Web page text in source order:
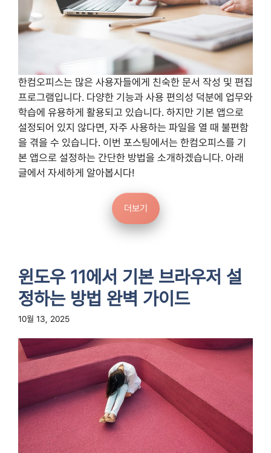
한컴오피스는 많은 사용자들에게 친숙한 문서 작성 및 편집
프로그램입니다. 다양한 기능과 사용 편의성 덕분에 업무와
학습에 유용하게 활용되고 있습니다. 하지만 기본 앱으로
설정되어 있지 않다면, 자주 사용하는 파일을 열 때 불편함
을 겪을 수 있습니다. 이번 포스팅에서는 한컴오피스를 기
본 앱으로 설정하는 간단한 방법을 소개하겠습니다. 아래
글에서 자세하게 알아봅시다!
더보기
윈도우 11에서 기본 브라우저 설
정하는 방법 완벽 가이드
10월 13, 2025